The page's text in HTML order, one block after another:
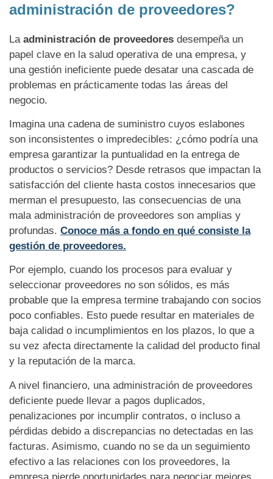
administración de proveedores?
La administración de proveedores desempeña un
papel clave en la salud operativa de una empresa, y
una gestión ineficiente puede desatar una cascada de
problemas en prácticamente todas las áreas del
negocio.
Imagina una cadena de suministro cuyos eslabones
son inconsistentes o impredecibles: ¿cómo podría una
empresa garantizar la puntualidad en la entrega de
productos o servicios? Desde retrasos que impactan la
satisfacción del cliente hasta costos innecesarios que
merman el presupuesto, las consecuencias de una
mala administración de proveedores son amplias y
profundas. Conoce más a fondo en qué consiste la
gestión de proveedores.
Por ejemplo, cuando los procesos para evaluar y
seleccionar proveedores no son sólidos, es más
probable que la empresa termine trabajando con socios
poco confiables. Esto puede resultar en materiales de
baja calidad o incumplimientos en los plazos, lo que a
su vez afecta directamente la calidad del producto final
y la reputación de la marca.
A nivel financiero, una administración de proveedores
deficiente puede llevar a pagos duplicados,
penalizaciones por incumplir contratos, o incluso a
pérdidas debido a discrepancias no detectadas en las
facturas. Asimismo, cuando no se da un seguimiento
efectivo a las relaciones con los proveedores, la